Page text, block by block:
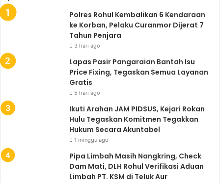
Polres Rohul Kembalikan 6 Kendaraan
ke Korban, Pelaku Curanmor Dijerat 7
Tahun Penjara
3 hari ago
Lapas Pasir Pangaraian Bantah Isu
Price Fixing, Tegaskan Semua Layanan
Gratis
5 hari ago
Ikuti Arahan JAM PIDSUS, Kejari Rokan
Hulu Tegaskan Komitmen Tegakkan
Hukum Secara Akuntabel
1 minggu ago
Pipa Limbah Masih Nangkring, Check
Dam Mati, DLH Rohul Verifikasi Aduan
Limbah PT. KSM di Teluk Aur